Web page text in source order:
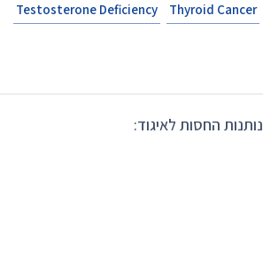
Testosterone Deficiency
Thyroid Cancer
נותנות החסות לאיגוד: